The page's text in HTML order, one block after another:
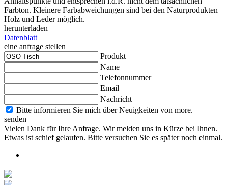
Farbton. Kleinere Farbabweichungen sind bei den Naturprodukten
Holz und Leder möglich.
herunterladen
Datenblatt
eine anfrage stellen
Produkt
Name
Telefonnummer
Email
Nachricht
Bitte informieren Sie mich über Neuigkeiten von more.
senden
Vielen Dank für Ihre Anfrage. Wir melden uns in Kürze bei Ihnen.
Etwas ist schief gelaufen. Bitte versuchen Sie es später noch einmal.